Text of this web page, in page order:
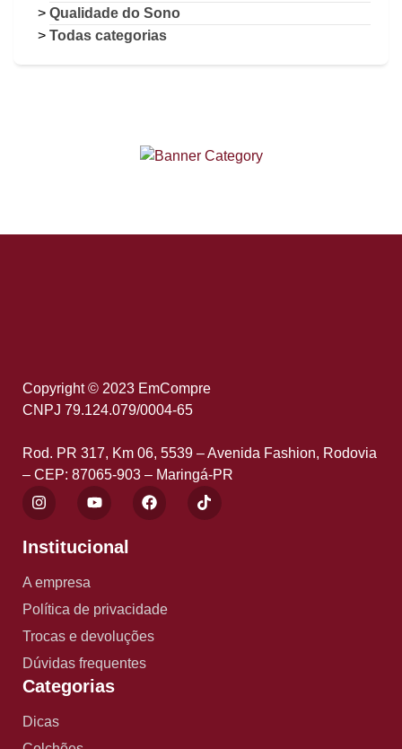
Qualidade do Sono
Todas categorias
Copyright © 2023 EmCompre
CNPJ 79.124.079/0004-65
Rod. PR 317, Km 06, 5539 – Avenida Fashion, Rodovia
– CEP: 87065-903 – Maringá-PR
Institucional
A empresa
Política de privacidade
Trocas e devoluções
Dúvidas frequentes
Categorias
Dicas